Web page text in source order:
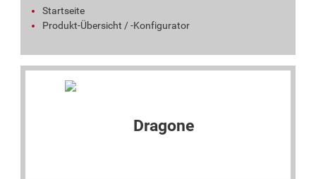
Startseite
Produkt-Übersicht / -Konfigurator